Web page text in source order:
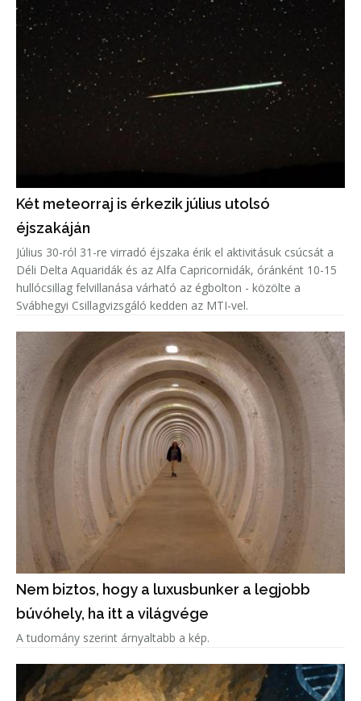
Két meteorraj is érkezik július utolsó
éjszakáján
Július 30-ról 31-re virradó éjszaka érik el aktivitásuk csúcsát a
Déli Delta Aquaridák és az Alfa Capricornidák, óránként 10-15
hullócsillag felvillanása várható az égbolton - közölte a
Svábhegyi Csillagvizsgáló kedden az MTI-vel.
Nem biztos, hogy a luxusbunker a legjobb
búvóhely, ha itt a világvége
A tudomány szerint árnyaltabb a kép.